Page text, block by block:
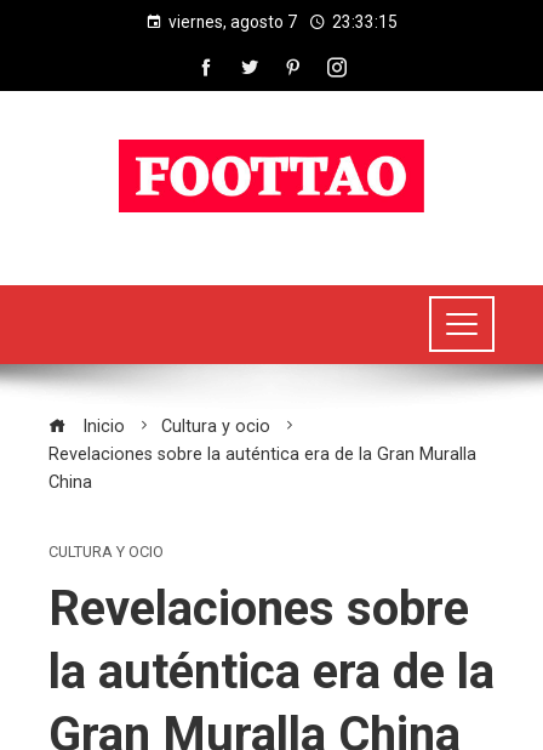
viernes, agosto 7 23:33:15
Inicio
Cultura y ocio
Revelaciones sobre la auténtica era de la Gran Muralla
China
CULTURA Y OCIO
Revelaciones sobre
la auténtica era de la
Gran Muralla China